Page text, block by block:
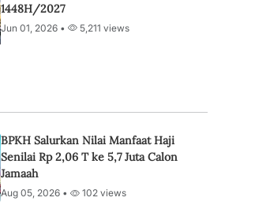
1448H/2027
Jun 01, 2026 • 5,211 views
BPKH Salurkan Nilai Manfaat Haji
Senilai Rp 2,06 T ke 5,7 Juta Calon
Jamaah
Aug 05, 2026 • 102 views